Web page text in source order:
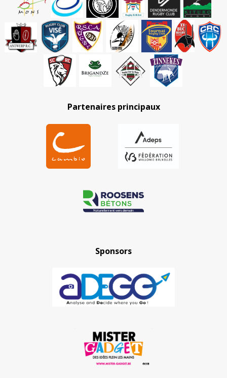
Partenaires principaux
Sponsors